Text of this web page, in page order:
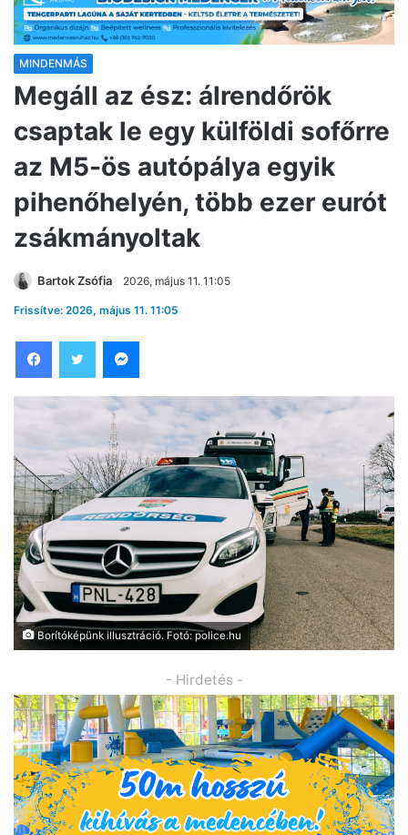
MINDENMÁS
Megáll az ész: álrendőrök
csaptak le egy külföldi sofőrre
az M5-ös autópálya egyik
pihenőhelyén, több ezer eurót
zsákmányoltak
Bartok Zsófia 2026, május 11. 11:05
Frissítve: 2026, május 11. 11:05
Borítóképünk illusztráció. Fotó: police.hu
- Hirdetés -